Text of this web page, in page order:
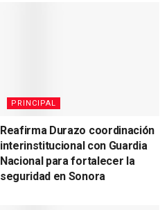
PRINCIPAL
Reafirma Durazo coordinación
interinstitucional con Guardia
Nacional para fortalecer la
seguridad en Sonora